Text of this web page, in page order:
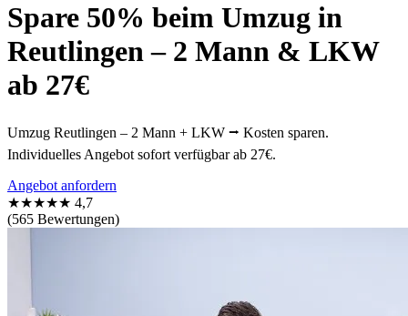
Spare 50% beim Umzug in
Reutlingen – 2 Mann & LKW
ab 27€
Umzug Reutlingen – 2 Mann + LKW ⭢ Kosten sparen.
Individuelles Angebot sofort verfügbar ab 27€.
Angebot anfordern
★★★★★ 4,7
(565 Bewertungen)